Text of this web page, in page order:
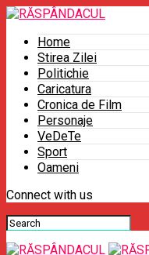
Home
Stirea Zilei
Politichie
Caricatura
Cronica de Film
Personaje
VeDeTe
Sport
Oameni
Connect with us